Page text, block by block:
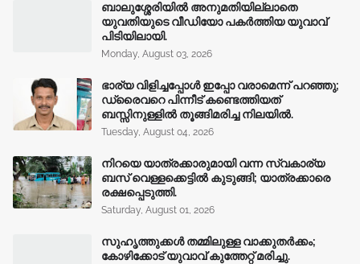
ബാലുശ്ശേരിയിൽ അനുമതിയില്ലാതെ
യുവതിയുടെ വീഡിയോ പകർത്തിയ യുവാവ്
പിടിയിലായി.
Monday, August 03, 2026
ഭാര്യ വിളിച്ചപ്പോള്‍ ഇപ്പോ വരാമെന്ന് പറഞ്ഞു;
ഡ്രൈവറെ പിന്നീട് കണ്ടെത്തിയത്
ബസ്സിനുള്ളില്‍ തൂങ്ങിമരിച്ച നിലയിൽ.
Tuesday, August 04, 2026
നിറയെ യാത്രക്കാരുമായി വന്ന സ്വകാര്യ
ബസ് വെള്ളക്കെട്ടിൽ കുടുങ്ങി; യാത്രക്കാരെ
രക്ഷപ്പെടുത്തി.
Saturday, August 01, 2026
സുഹൃത്തുക്കൾ തമ്മിലുള്ള വാക്കുതർക്കം;
കോഴിക്കോട് യുവാവ് കുത്തേറ്റ് മരിച്ചു.